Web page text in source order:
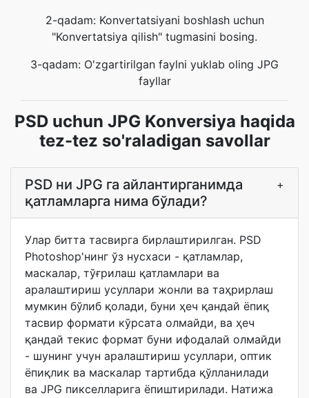
2-qadam: Konvertatsiyani boshlash uchun
"Konvertatsiya qilish" tugmasini bosing.
3-qadam: O'zgartirilgan faylni yuklab oling JPG
fayllar
PSD uchun JPG Konversiya haqida
tez-tez so'raladigan savollar
PSD ни JPG га айлантирганимда
қатламларга нима бўлади?
+
Улар битта тасвирга бирлаштирилган. PSD
Photoshop'нинг ўз нусхаси - қатламлар,
маскалар, тўғрилаш қатламлари ва
аралаштириш усуллари жонли ва таҳрирлаш
мумкин бўлиб қолади, буни ҳеч қандай ёпиқ
тасвир формати кўрсата олмайди, ва ҳеч
қандай текис формат буни ифодалай олмайди
- шунинг учун аралаштириш усуллари, оптик
ёпиқлик ва маскалар тартибда қўлланилади
ва JPG пикселларига ёпиштирилади. Натижа